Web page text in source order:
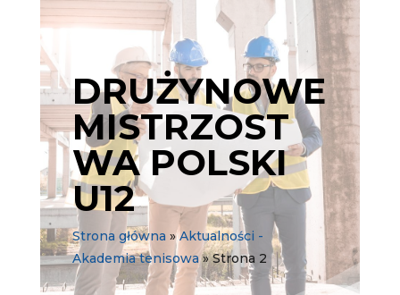
DRUŻYNOWE
MISTRZOST
WA POLSKI
U12
Strona główna »Aktualności -
Akademia tenisowa»Strona 2